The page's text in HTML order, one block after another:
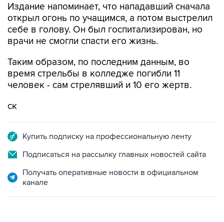
Издание напоминает, что нападавший сначала
открыл огонь по учащимся, а потом выстрелил
себе в голову. Он был госпитализирован, но
врачи не смогли спасти его жизнь.
Таким образом, по последним данным, во
время стрельбы в колледже погибли 11
человек - сам стрелявший и 10 его жертв.
ск
Купить подписку на профессиональную ленту
Подписаться на рассылку главных новостей сайта
Получать оперативные новости в официальном
канале